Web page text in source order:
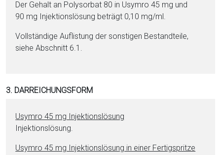
Der Ge­halt an Poly­sor­bat 80 in Usymro 45 mg und
90 mg In­jektionslösung beträgt 0,10 mg/ml.
Vollständige Auflistung der sonstigen Be­stand­tei­le,
siehe Abschnitt 6.1.
3. DARREICHUNGSFORM
Usymro 45 mg In­jektionslösung
In­jektionslösung.
Usymro 45 mg In­jektionslösung in ei­ner Fertigspritze